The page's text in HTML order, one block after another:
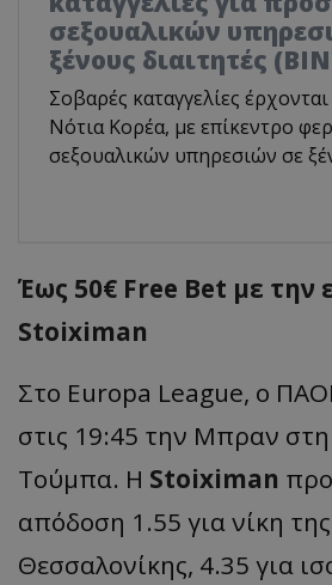
σεξουαλικών
ξένους διαιτητές
Σοβαρές καταγγελίες
Νότια Κορέα, με επίκεντρο
σεξουαλικών υπηρεσιών σε
Έως 50€ Free Bet με την
Stoiximan
Στο Europa League, ο
στις 19:45 την Μπραν
Τούμπα. Η Stoiximan
απόδοση 1.55 για νίκη
Θεσσαλονίκης, 4.35 για